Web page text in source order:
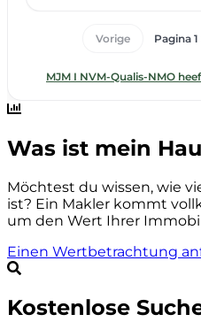
Was ist mein
Möchtest du wissen, wie
ist? Ein Makler kommt
um den Wert Ihrer
Einen Wertbetrachtung
Kostenlose